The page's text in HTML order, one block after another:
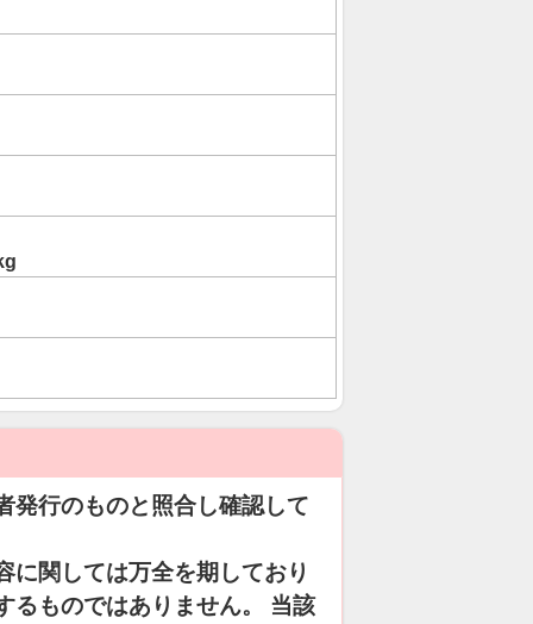
発行のものと照合し確認して
に関しては万全を期しており
るものではありません。 当該